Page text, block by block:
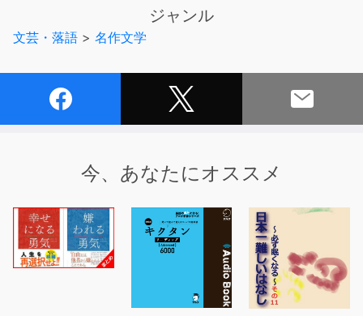
ジャンル
文芸・落語 > 名作文学
今、あなたにオススメ